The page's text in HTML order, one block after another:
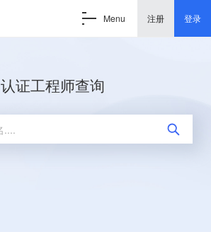
Menu 注册 登录
认证工程师查询